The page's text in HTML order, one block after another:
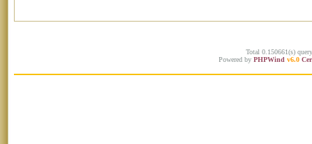
Total 0.150661(s)
Powered by PHPWind v6.0